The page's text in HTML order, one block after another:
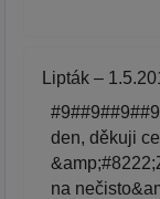
Lipták –
den, děkuji
na